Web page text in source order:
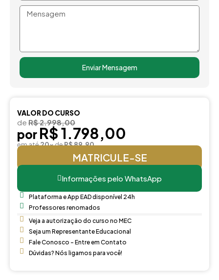
Mensagem
Enviar Mensagem
VALOR DO CURSO
de R$ 2.998,00
por R$ 1.798,00
em até20xdeR$ 89,90
MATRICULE-SE
Informações pelo WhatsApp
Plataforma e App EAD disponível 24h
Professores renomados
Veja a autorização do curso no MEC
Seja um Representante Educacional
Fale Conosco - Entre em Contato
Dúvidas? Nós ligamos para você!